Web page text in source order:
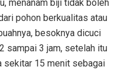
menanam biji tidak boleh
pohon berkualitas atau
besoknya dicuci
sampai 3 jam, setelah itu
sekitar 15 menit sebagai